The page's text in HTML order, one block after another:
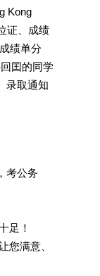
Kong
证、成绩
绩单分
囯的同学
录取通知
考公务
足！
您满意、